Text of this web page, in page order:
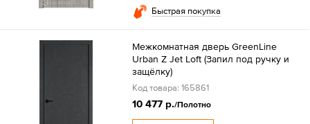
Быстрая покупка
Межкомнатная дверь GreenLine
Urban Z Jet Loft (Запил под ручку и
защёлку)
Код товара: 165861
10 477 р./Полотно